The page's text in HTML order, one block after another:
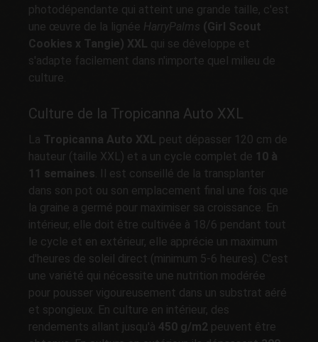
photodépendante qui atteint une grande taille, c'est
une œuvre de la lignée HarryPalms (Girl Scout
Cookies x Tangie) XXL qui se développe et
s'adapte facilement dans n'importe quel milieu de
culture.
Culture de la Tropicanna Auto XXL
La Tropicanna Auto XXL peut dépasser 120 cm de
hauteur (taille XXL) et a un cycle complet de 10 à
11 semaines . Il est conseillé de la transplanter
dans son pot ou son emplacement final une fois que
la graine a germé pour maximiser sa croissance. En
intérieur, elle doit être cultivée à 18/6 pendant tout
le cycle et en extérieur, elle apprécie un maximum
d'heures de soleil direct (minimum 5-6 heures). C'est
une variété qui nécessite une nutrition modérée
pour pousser vigoureusement dans un substrat aéré
et spongieux. En culture en intérieur, des
rendements allant jusqu'à 450 g/m2 peuvent être